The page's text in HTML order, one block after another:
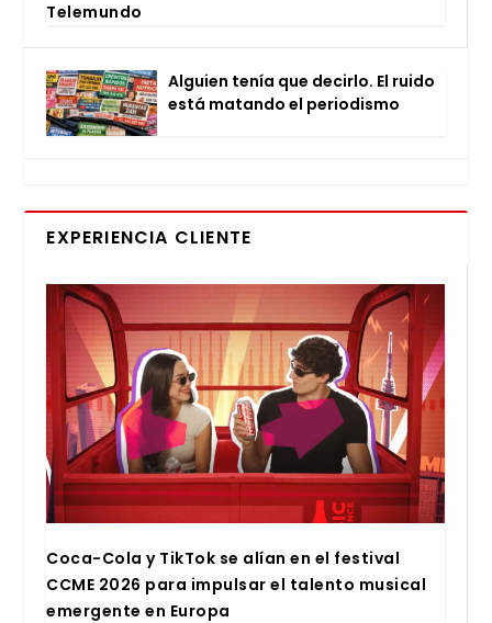
Tele­mun­do
Alguien tenía que decir­lo. El rui­do
está matan­do el perio­dis­mo
EXPERIENCIA CLIENTE
Coca-Cola y Tik­Tok se alían en el fes­ti­val
CCME 2026 para impul­sar el talen­to musi­cal
emer­gen­te en Euro­pa